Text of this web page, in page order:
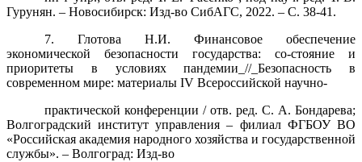
Гурунян. – Новосибирск: Изд-во СибАГС, 2022. – С. 38-41.
7. Глотова Н.И. Финансовое обеспечение
экономической безопасности государства: со-стояние и
приоритеты в условиях пандемии_//_Безопасность в
современном мире: материалы IV Всероссийской научно-
практической конференции / отв. ред. С. А. Бондарева;
Волгоградский институт управления – филиал ФГБОУ ВО
«Российская академия народного хозяйства и государственной
службы». – Волгоград: Изд-во